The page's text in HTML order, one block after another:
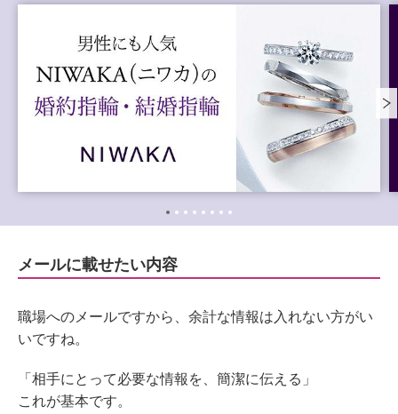
メールに載せたい内容
職場へのメールですから、余計な情報は入れない方がい
いですね。
「相手にとって必要な情報を、簡潔に伝える」
これが基本です。